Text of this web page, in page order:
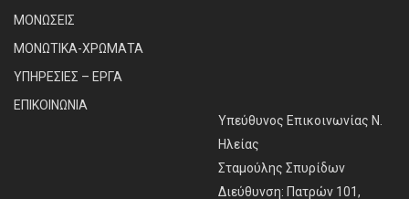
ΜΟΝΩΣΕΙΣ
ΜΟΝΩΤΙΚΑ-ΧΡΩΜΑΤΑ
ΥΠΗΡΕΣΙΕΣ – ΕΡΓΑ
ΕΠΙΚΟΙΝΩΝΙΑ
Υπεύθυνος Επικοινωνίας Ν.
Ηλείας
Σταμούλης Σπυρίδων
Διεύθυνση: Πατρών 101,